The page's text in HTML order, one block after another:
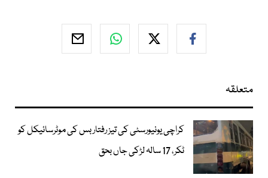
متعلقہ
کراچی یونیورسٹی کی تیز رفتار بس کی موٹرسائیکل کو
ٹکر، 17 سالہ لڑکی جاں بحق